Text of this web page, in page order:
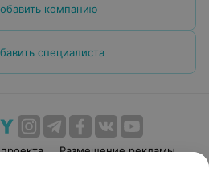
компанию
специалиста
Размещение рекламы